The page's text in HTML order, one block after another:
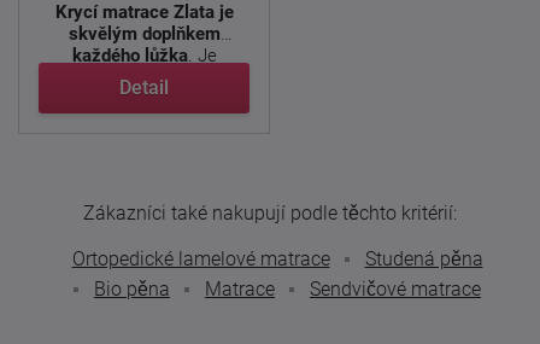
Krycí matrace Zlata je
skvělým doplňkem
každého lůžka. Je
navržena pro ...
Detail
Zákazníci také nakupují podle těchto kritérií:
Ortopedické lamelové matrace
Studená pěna
Bio pěna
Matrace Sendvičové matrace